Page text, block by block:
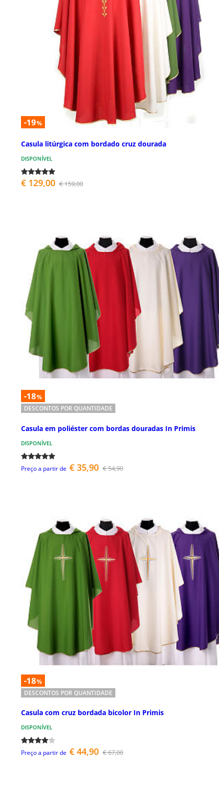
-19%
Casula litúrgica com bordado cruz dourada
DISPONÍVEL
€ 129,00 € 159,00
-18%
DESCONTOS POR QUANTIDADE
Casula em poliéster com bordas douradas In Primis
DISPONÍVEL
Preço a partir de € 35,90 € 54,90
-18%
DESCONTOS POR QUANTIDADE
Casula com cruz bordada bicolor In Primis
DISPONÍVEL
Preço a partir de € 44,90 € 67,00